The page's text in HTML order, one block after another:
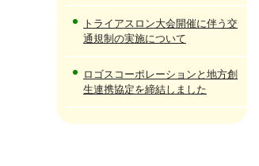
トライアスロン大会開催に伴う交
通規制の実施について
ロゴスコーポレーションと地方創
生連携協定を締結しました